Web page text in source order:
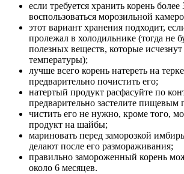
если требуется хранить корень
воспользоваться морозильной
этот вариант хранения подходит,
пролежал в холодильнике (тогда не
полезных веществ, которые
температуры);
лучше всего корень натереть на
предварительно почистить его;
натертый продукт расфасуйте по
предварительно застелите пищевым
чистить его не нужно, кроме того,
продукт на шайбы;
мариновать перед заморозкой
делают после его размораживания;
правильно замороженный корень
около 6 месяцев.